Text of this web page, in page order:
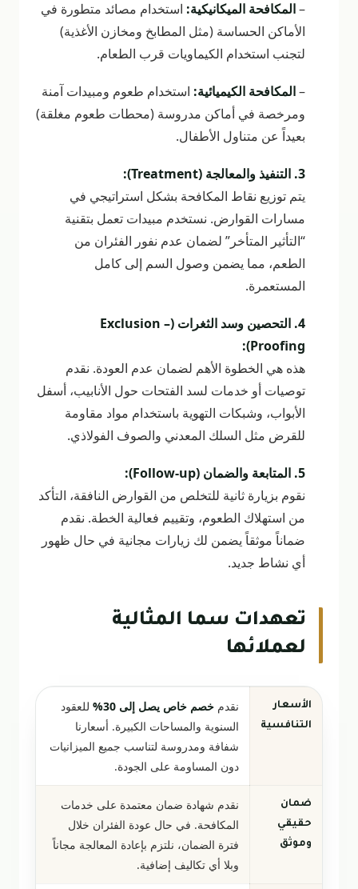
–المكافحة الميكانيكية: استخدام مصائد متطورة في
الأماكن الحساسة (مثل المطابخ ومخازن الأغذية)
لتجنب استخدام الكيماويات قرب الطعام.
–المكافحة الكيميائية: استخدام طعوم ومبيدات آمنة
ومرخصة في أماكن مدروسة (محطات طعوم مغلقة)
بعيداً عن متناول الأطفال.
3. التنفيذ والمعالجة (Treatment):
يتم توزيع نقاط المكافحة بشكل استراتيجي في
مسارات القوارض. نستخدم مبيدات تعمل بتقنية
“التأثير المتأخر” لضمان عدم نفور الفئران من
الطعم، مما يضمن وصول السم إلى كامل
المستعمرة.
4. التحصين وسد الثغرات (Exclusion –
Proofing):
هذه هي الخطوة الأهم لضمان عدم العودة. نقدم
توصيات أو خدمات لسد الفتحات حول الأنابيب، أسفل
الأبواب، وشبكات التهوية باستخدام مواد مقاومة
للقرض مثل السلك المعدني والصوف الفولاذي.
5. المتابعة والضمان (Follow-up):
نقوم بزيارة ثانية للتخلص من القوارض النافقة، التأكد
من استهلاك الطعوم، وتقييم فعالية الخطة. نقدم
ضماناً موثقاً يضمن لك زيارات مجانية في حال ظهور
أي نشاط جديد.
تعهدات سما المثالية
لعملائها
الأسعار
التنافسية
نقدم خصم خاص يصل إلى 30%
للعقود
السنوية والمساحات الكبيرة. أسعارنا
شفافة ومدروسة لتناسب جميع الميزانيات
دون المساومة على الجودة.
ضمان
حقيقي
وموثق
نقدم شهادة ضمان معتمدة على خدمات
المكافحة. في حال عودة الفئران خلال
فترة الضمان، نلتزم بإعادة المعالجة مجاناً
وبلا أي تكاليف إضافية.